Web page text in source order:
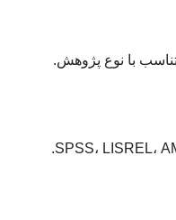
با نوع پژوهش.